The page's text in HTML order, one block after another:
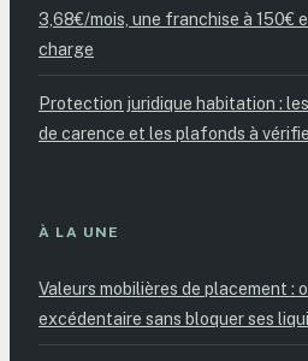
3,68€/mois, une franchise à 150€
charge
Protection juridique habitation :
de carence et les plafonds à
À LA UNE
Valeurs mobilières de placement :
excédentaire sans bloquer ses